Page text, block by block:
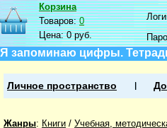
Корзина
Товаров:0
Цена:0 руб.
Я запоминаю цифры.
Личное пространство
Жанры: Книги / Учебная,